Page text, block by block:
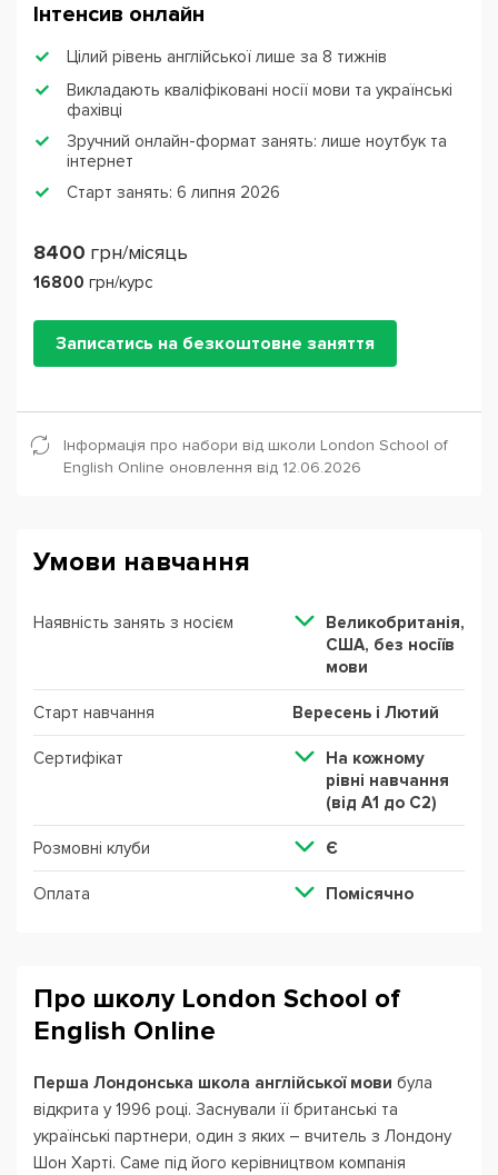
Інтенсив онлайн
Цілий рівень англійської лише за 8 тижнів
Викладають кваліфіковані носії мови та українські
фахівці
Зручний онлайн-формат занять: лише ноутбук та
інтернет
Старт занять: 6 липня 2026
8400 грн/місяць
16800 грн/курс
Записатись на безкоштовне заняття
Інформація про набори від школи London School of
English Online оновлення від 12.06.2026
Умови навчання
Наявність занять з носієм
Великобританія,
США, без ноcіїв
мови
Старт навчання Вересень і Лютий
Сертифікат
На кожному
рівні навчання
(від А1 до С2)
Розмовні клуби Є
Оплата Помісячно
Про школу London School of
English Online
Перша Лондонська школа англійської мови була
відкрита у 1996 році. Заснували її британські та
українські партнери, один з яких – вчитель з Лондону
Шон Харті. Саме під його керівництвом компанія